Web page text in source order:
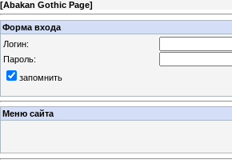
[Abakan Gothic Page]
Форма входа
Логин:
Пароль:
запомнить
Меню сайта